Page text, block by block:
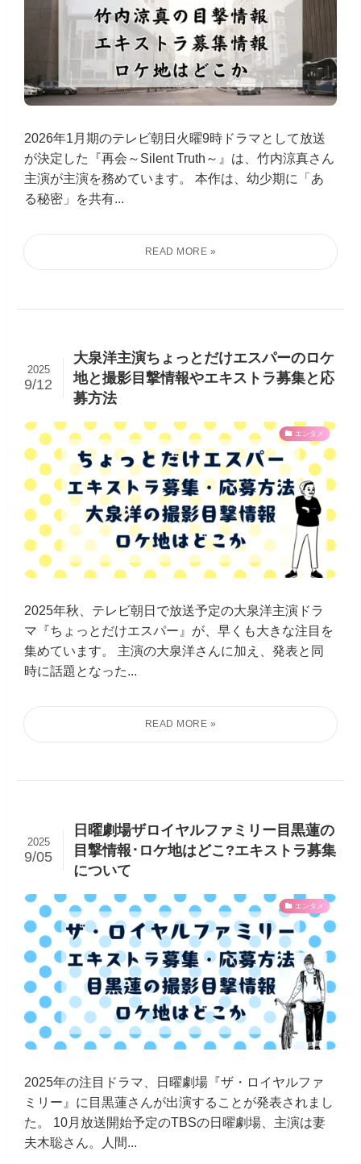
2026年1月期のテレビ朝日火曜9時ドラマとして放送
が決定した『再会～Silent Truth～』は、竹内涼真さん
主演が主演を務めています。 本作は、幼少期に「あ
る秘密」を共有...
大泉洋主演ちょっとだけエスパーのロケ
地と撮影目撃情報やエキストラ募集と応
募方法
2025
9/12
エンタメ
2025年秋、テレビ朝日で放送予定の大泉洋主演ドラ
マ『ちょっとだけエスパー』が、早くも大きな注目を
集めています。 主演の大泉洋さんに加え、発表と同
時に話題となった...
日曜劇場ザロイヤルファミリー目黒蓮の
目撃情報･ロケ地はどこ?エキストラ募集
について
2025
9/05
エンタメ
2025年の注目ドラマ、日曜劇場『ザ・ロイヤルファ
ミリー』に目黒蓮さんが出演することが発表されまし
た。 10月放送開始予定のTBSの日曜劇場、主演は妻
夫木聡さん。人間...